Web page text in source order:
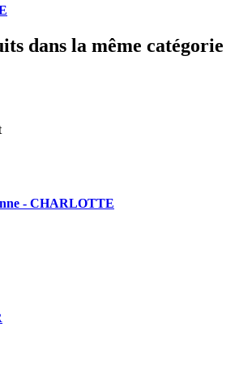
dans la même catégorie
- CHARLOTTE